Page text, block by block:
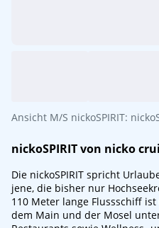
Ansicht M/S nickoSPIRIT:
nickoSPIRIT von nicko
Die nickoSPIRIT spricht
jene, die bisher nur
110 Meter lange Flussschiff
dem Main und der Mosel